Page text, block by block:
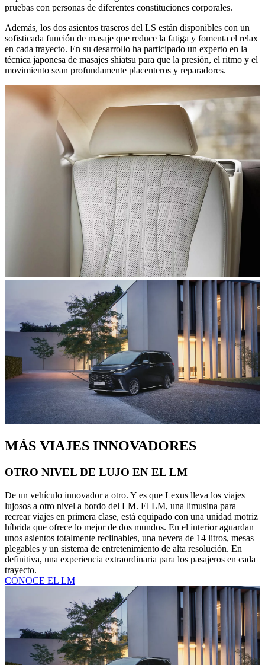
pruebas con personas de diferentes constituciones corporales.
Además, los dos asientos traseros del LS están disponibles con un
sofisticada función de masaje que reduce la fatiga y fomenta el relax
en cada trayecto. En su desarrollo ha participado un experto en la
técnica japonesa de masajes shiatsu para que la presión, el ritmo y el
movimiento sean profundamente placenteros y reparadores.
MÁS VIAJES INNOVADORES
OTRO NIVEL DE LUJO EN EL LM
De un vehículo innovador a otro. Y es que Lexus lleva los viajes
lujosos a otro nivel a bordo del LM. El LM, una limusina para
recrear viajes en primera clase, está equipado con una unidad motriz
híbrida que ofrece lo mejor de dos mundos. En el interior aguardan
unos asientos totalmente reclinables, una nevera de 14 litros, mesas
plegables y un sistema de entretenimiento de alta resolución. En
definitiva, una experiencia extraordinaria para los pasajeros en cada
trayecto.
CONOCE EL LM